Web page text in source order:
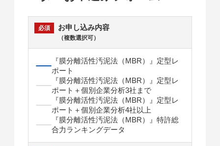
お申し込み内容
（複数選択可）
『膜分離活性汚泥法（MBR）』定型レ
ポート
『膜分離活性汚泥法（MBR）』定型レ
ポート＋個別企業分析3社まで
『膜分離活性汚泥法（MBR）』定型レ
ポート＋個別企業分析4社以上
『膜分離活性汚泥法（MBR）』特許総
合力ランキングデータ